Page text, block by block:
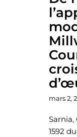
mars 2,
Sarnia,
1592